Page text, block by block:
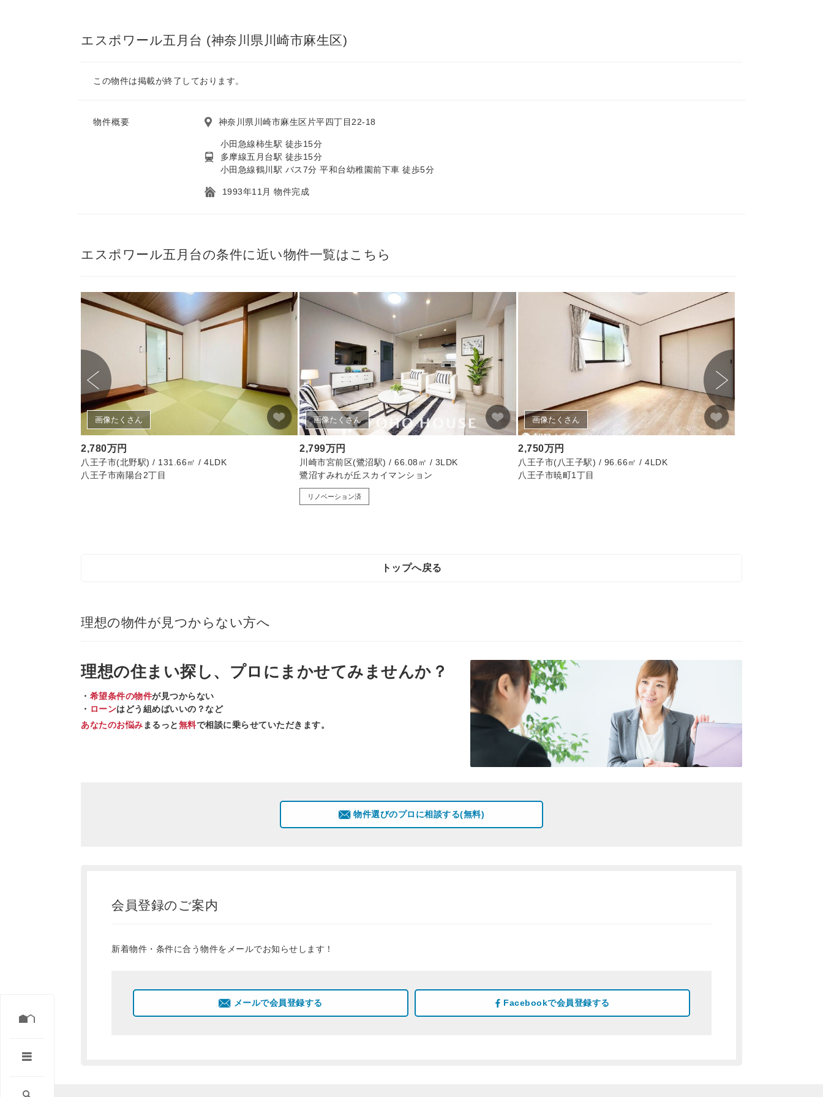
エスポワール五月台 (神奈川県川崎市麻生区)
この物件は掲載が終了しております。
物件概要 神奈川県川崎市麻生区片平四丁目22-18
小田急線柿生駅 徒歩15分
多摩線五月台駅 徒歩15分
小田急線鶴川駅 バス7分 平和台幼稚園前下車 徒歩5分
1993年11月 物件完成
エスポワール五月台の条件に近い物件一覧はこちら
画像たくさん
2,780万円
八王子市(北野駅) / 131.66㎡ / 4LDK
八王子市南陽台2丁目
画像たくさん
2,799万円
川崎市宮前区(鷺沼駅) / 66.08㎡ / 3LDK
鷺沼すみれが丘スカイマンション
リノベーション済
画像たくさん
2,750万円
八王子市(八王子駅) / 96.66㎡ / 4LDK
八王子市暁町1丁目
トップへ戻る
理想の物件が見つからない方へ
理想の住まい探し、 プロ にまかせてみませんか？
・ 希望条件の物件が見つからない
・ ローンはどう組めばいいの？など
あなたのお悩み まるっと無料で相談に乗らせていただきます。
物件選びのプロに相談する(無料)
会員登録のご案内
新着物件・条件に合う物件をメールでお知らせします！
メールで会員登録する Facebookで会員登録する